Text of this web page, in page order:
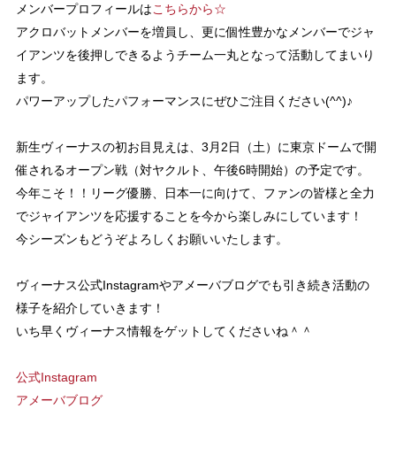
メンバープロフィールはこちらから☆
アクロバットメンバーを増員し、更に個性豊かなメンバーでジャ
イアンツを後押しできるようチーム一丸となって活動してまいり
ます。
パワーアップしたパフォーマンスにぜひご注目ください(^^)♪
新生ヴィーナスの初お目見えは、3月2日（土）に東京ドームで開
催されるオープン戦（対ヤクルト、午後6時開始）の予定です。
今年こそ！！リーグ優勝、日本一に向けて、ファンの皆様と全力
でジャイアンツを応援することを今から楽しみにしています！
今シーズンもどうぞよろしくお願いいたします。
ヴィーナス公式Instagramやアメーバブログでも引き続き活動の
様子を紹介していきます！
いち早くヴィーナス情報をゲットしてくださいね＾＾
公式Instagram
アメーバブログ